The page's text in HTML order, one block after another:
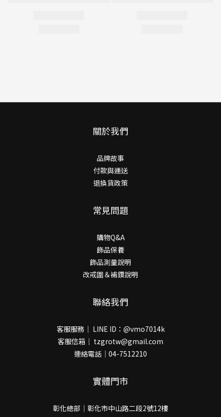
關於我們
品牌故事
付款與運送
退換貨政策
常見問題
購物Q&A
飾品保養
飾品測量說明
改戒圍＆補鑽說明
聯絡我們
客服服務｜ LINE ID：@vmo7014k
客服信箱｜ tzgrotw@gmail.com
連絡電話｜04-7512210
實體門市
彰化總部｜彰化市中山路二段2號12樓